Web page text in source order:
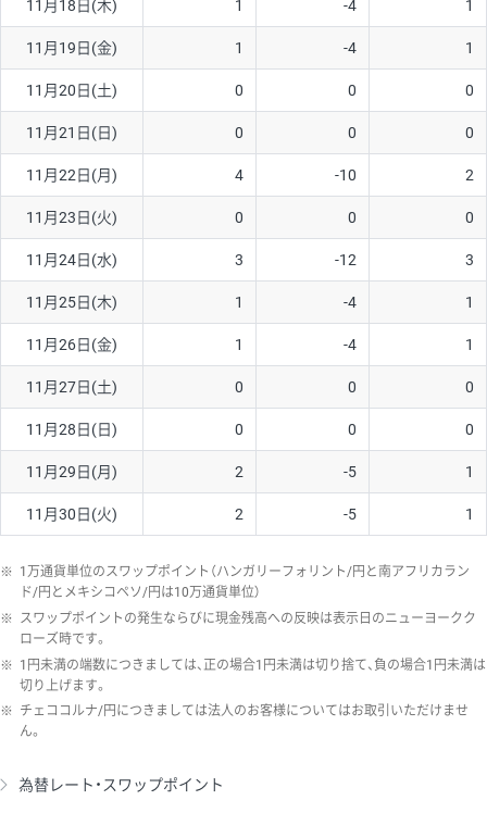
ソ/円は10万通貨単位。
11月18日(木) 1 -4 1
11月19日(金) 1 -4 1
11月20日(土) 0 0 0
11月21日(日) 0 0 0
11月22日(月) 4 -10 2
11月23日(火) 0 0 0
11月24日(水) 3 -12 3
11月25日(木) 1 -4 1
11月26日(金) 1 -4 1
11月27日(土) 0 0 0
11月28日(日) 0 0 0
11月29日(月) 2 -5 1
11月30日(火) 2 -5 1
※ 1万通貨単位のスワップポイント（ハンガリーフォリント/円と南アフリカラン
ド/円とメキシコペソ/円は10万通貨単位）
※ スワップポイントの発生ならびに現金残高への反映は表示日のニューヨークク
ローズ時です。
※ 1円未満の端数につきましては、正の場合1円未満は切り捨て、負の場合1円未満は
切り上げます。
※ チェココルナ/円につきましては法人のお客様についてはお取引いただけませ
ん。
為替レート・スワップポイント